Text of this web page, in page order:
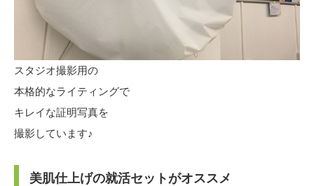
スタジオ撮影用の
本格的なライティングで
キレイな証明写真を
撮影しています♪
美肌仕上げの就活セットがオススメ